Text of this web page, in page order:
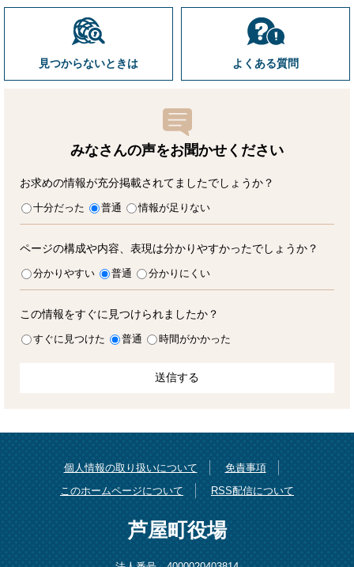
見つからないときは よくある質問
みなさんの声をお聞かせ ください
お求めの情報が充分掲載されてましたでしょうか？
十分だった 普通 情報が足りない
ページの構成や内容、表現は分かりやすかったでしょうか？
分かりやすい 普通 分かりにくい
この情報をすぐに見つけられましたか？
すぐに見つけた 普通 時間がかかった
個人情報の取り扱いについて
免責事項
このホームページについて
RSS配信について
芦屋町役場